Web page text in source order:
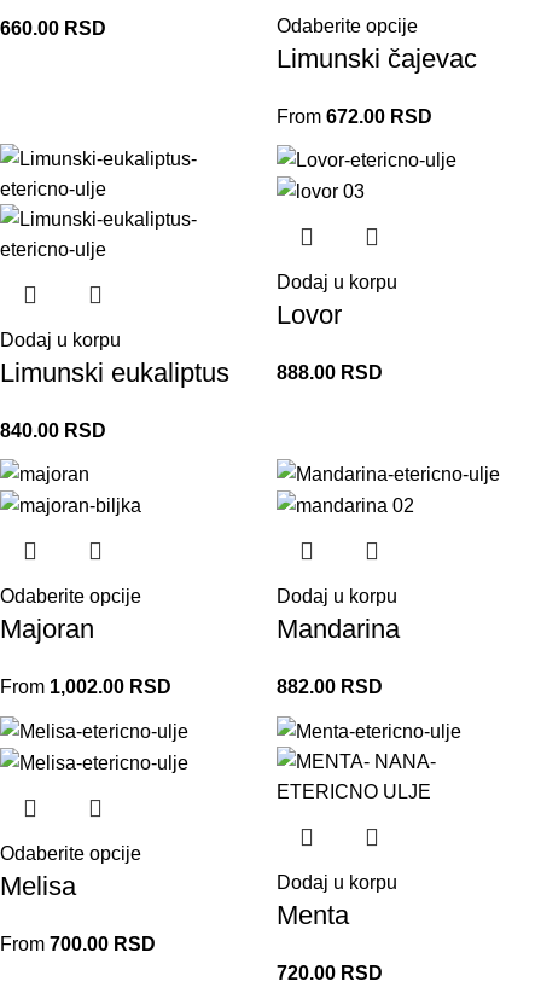
660.00 RSD Odaberite opcije
Limunski čajevac
From 672.00 RSD
Dodaj u korpu
Limunski eukaliptus
840.00 RSD
Dodaj u korpu
Lovor
888.00 RSD
Odaberite opcije
Majoran
From 1,002.00 RSD
Dodaj u korpu
Mandarina
882.00 RSD
Odaberite opcije
Melisa
From 700.00 RSD
Dodaj u korpu
Menta
720.00 RSD